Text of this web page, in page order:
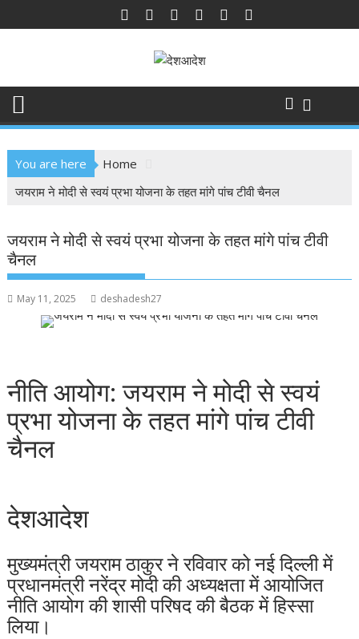
to
You are here
Home
जयराम ने मोदी से स्वयं प्रभा योजना के तहत मांगे पांच टीवी चैनल
जयराम ने मोदी से स्वयं प्रभा योजना के तहत मांगे पांच टीवी
चैनल
May 11, 2025 deshadesh27
नीति आयोग: जयराम ने मोदी से स्वयं
प्रभा योजना के तहत मांगे पांच टीवी
चैनल
देशआदेश
मुख्यमंत्री जयराम ठाकुर ने रविवार को नई दिल्ली में
प्रधानमंत्री नरेंद्र मोदी की अध्यक्षता में आयोजित
नीति आयोग की शासी परिषद की बैठक में हिस्सा
लिया।